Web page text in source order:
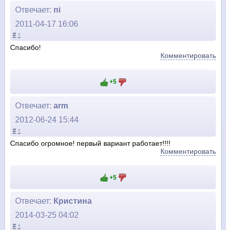
Отвечает: пі
2011-04-17 16:06
# ↑
Спасибо!
Комментировать
+5
Отвечает: arm
2012-06-24 15:44
# ↑
Спасибо огромное! первый вариант работает!!!!
Комментировать
+5
Отвечает: Кристина
2014-03-25 04:02
# ↑